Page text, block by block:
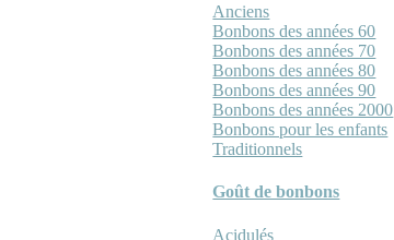
Anciens
Bonbons des années 60
Bonbons des années 70
Bonbons des années 80
Bonbons des années 90
Bonbons des années 2000
Bonbons pour les enfants
Traditionnels
Goût de bonbons
Acidulés